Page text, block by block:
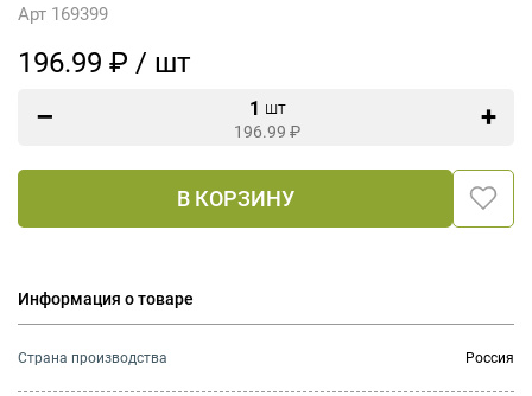
Арт 169399
196.99 ₽ / шт
1 шт
196.99 ₽
В КОРЗИНУ
Информация о товаре
Страна производства Россия